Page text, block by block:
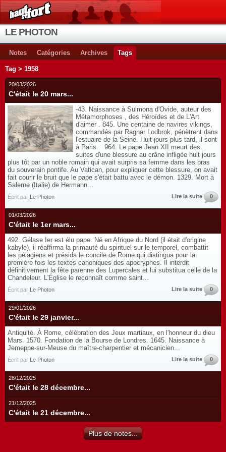
LE PHOTON
Notes Catégories Archives Tags
Tag > 1958
20/03/2026
C'était le 20 mars...
-43. Naissance à Sulmona d'Ovide, auteur des
Métamorphoses , des Héroïdes et de L'Art
d'aimer . 845. Une centaine de navires vikings,
commandés par Ragnar Lodbrok, pénètrent dans
l'estuaire de la Seine. Huit jours plus tard, il sont
à Paris. 964. Le pape Jean XII meurt des
suites d'une blessure au crâne infligée huit jours
plus tôt par un noble romain qui avait surpris sa femme dans les bras
du souverain pontife. Au Vatican, pour expliquer cette blessure, on avait
fait courir le bruit que le pape s'était battu avec le démon. 1329. Mort à
Salerne (Italie) de Hermann...
Écrit par Le Photon Lire la suite 0
01/03/2026
C'était le 1er mars...
492. Gélase Ier est élu pape. Né en Afrique du Nord (il était d'origine
kabyle), il réaffirma la primauté du spirituel sur le temporel, combattit
les pélagiens et présida le concile de Rome qui distingua pour la
première fois les textes canoniques des apocryphes. Il interdit
définitivement la fête païenne des Lupercales et lui substitua celle de la
Chandeleur. L'Église le reconnaît comme saint...
Écrit par Le Photon Lire la suite 0
29/01/2026
C'était le 29 janvier...
Antiquité. À Rome, célébration des Jeux martiaux, en l'honneur du dieu
Mars. 1570. Fondation de la Bourse de Londres. 1645. Naissance à
Jemeppe-sur-Meuse du maître-charpentier et mécanicien...
Écrit par Le Photon Lire la suite 0
28/12/2025
C'était le 28 décembre...
21/12/2025
C'était le 21 décembre...
Plus de notes...